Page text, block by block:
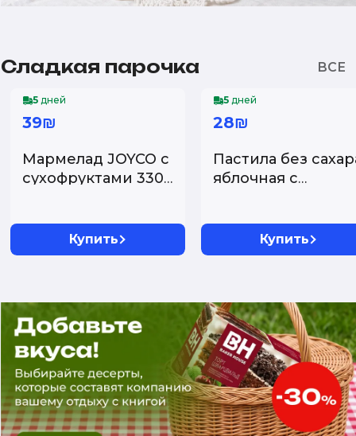
Сладкая парочка
-30%
5 дней
39₪
Мармелад JOYCO с
сухофруктами 330
Купить
-30%
5 дней
28₪
Пастила без
яблочная с
Купить